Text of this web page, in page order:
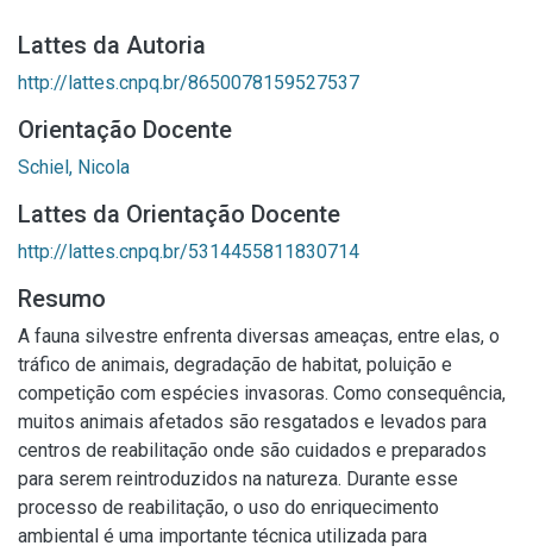
Lattes da Autoria
http://lattes.cnpq.br/8650078159527537
Orientação Docente
Schiel, Nicola
Lattes da Orientação Docente
http://lattes.cnpq.br/5314455811830714
Resumo
A fauna silvestre enfrenta diversas ameaças, entre elas, o
tráfico de animais, degradação de habitat, poluição e
competição com espécies invasoras. Como consequência,
muitos animais afetados são resgatados e levados para
centros de reabilitação onde são cuidados e preparados
para serem reintroduzidos na natureza. Durante esse
processo de reabilitação, o uso do enriquecimento
ambiental é uma importante técnica utilizada para